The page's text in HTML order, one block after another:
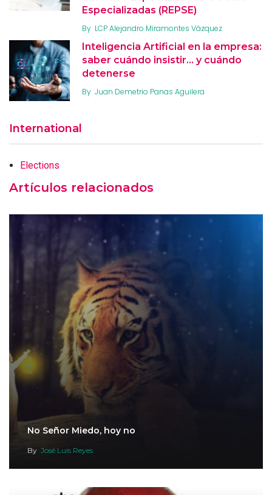
Especializadas (REPSE)
By LCP Alejandro Miramontes Vázquez
Inteligencia Artificial en la empresa:
saber cuándo insistir… y cuándo
detenerse
By Juan Demetrio Panas Aguilera
International
Elections
Artículos relacionados
No Señor Miedo, hoy no
By José Luis Reyes